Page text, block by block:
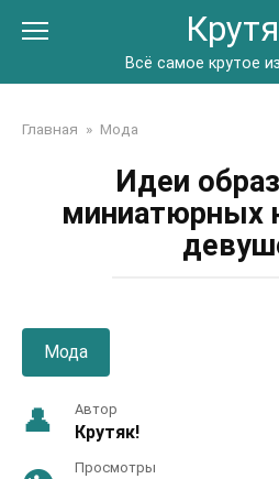
Всё самое крутое
Главная » Мода
Идеи
миниатюрных
Мода
Автор
Крутяк!
Просмотры